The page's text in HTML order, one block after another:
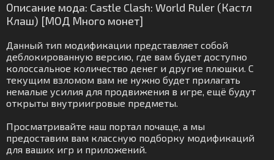
Описание мода: Castle Clash: World Ruler (Кастл
Клаш) [МОД Много монет]
Данный тип модификации представляет собой
деблокированную версию, где вам будет доступно
колоссальное количество денег и другие плюшки. С
текущим взломом вам не нужно будет прилагать
немалые усилия для продвижения в игре, ещё будут
открыты внутриигровые предметы.
Просматривайте наш портал почаще, а мы
предоставим вам классную подборку модификаций
для ваших игр и приложений.